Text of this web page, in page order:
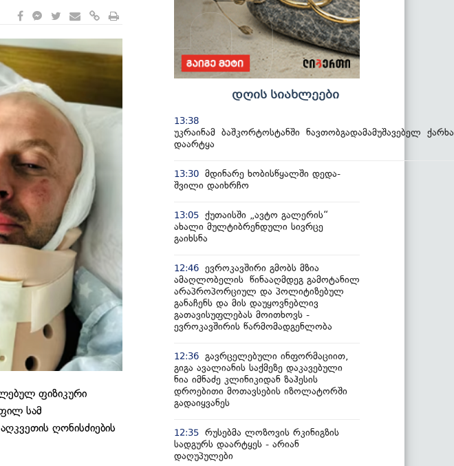
ფიზიკური
სამ
ღონისძიების
დღის სიახლეები
13:38
უკრაინამ ბაშკორტოსტანში ნავთობგადამამუშავებელ
დაარტყა
13:30 მდინარე ხობისწყალში დედა-
შვილი დაიხრჩო
13:05 ქუთაისში „ავტო გალერის“
ახალი მულტიბრენდული სივრცე
გაიხსნა
12:46 ევროკავშირი გმობს მზია
ამაღლობელის წინააღმდეგ გამოტანილ
არაპროპორციულ და პოლიტიზებულ
განაჩენს და მის დაუყოვნებლივ
გათავისუფლებას მოითხოვს -
ევროკავშირის წარმომადგენლობა
12:36 გავრცელებული ინფორმაციით,
გიგა ავალიანის საქმეზე დაკავებული
ნია იმნაძე კლინიკიდან ზაჰესის
დროებითი მოთავსების იზოლატორში
გადაიყვანეს
12:35 რუსებმა ლოზოვის რკინიგზის
სადგურს დაარტყეს - არიან
დაღუპულები